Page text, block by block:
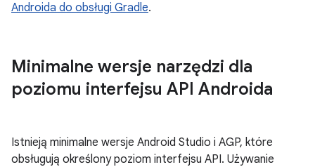
Androida do obsługi Gradle.
Minimalne wersje narzędzi dla
poziomu interfejsu API Androida
Istnieją minimalne wersje Android Studio i AGP, które
obsługują określony poziom interfejsu API. Używanie